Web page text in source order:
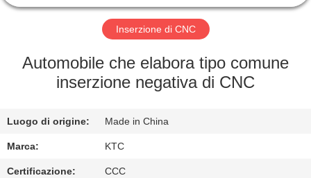
GIRO
FABBRICA
DI
QUALITÀ
Inserzione di CNC
Automobile che elabora tipo comune
inserzione negativa di CNC
Luogo di origine: Made in China
Marca: KTC
Certificazione: CCC